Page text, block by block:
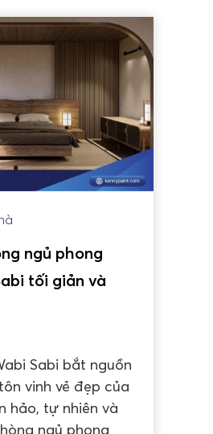
ngủ phong
tối giản và
Sabi bắt nguồn
vinh vẻ đẹp của
hảo, tự nhiên và
ngủ phong